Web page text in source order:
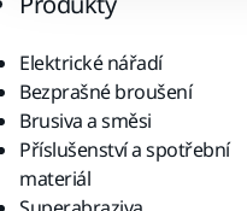
Elektrické nářadí
Bezprašné broušení
Brusiva a směsi
Příslušenství a spotřební
materiál